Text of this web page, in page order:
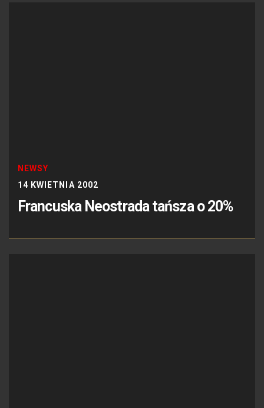
NEWSY
14 KWIETNIA 2002
Francuska Neostrada tańsza o 20%